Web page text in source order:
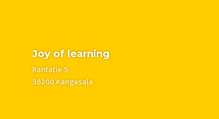
Joy of learning
Rantatie 5
36200 Kangasala